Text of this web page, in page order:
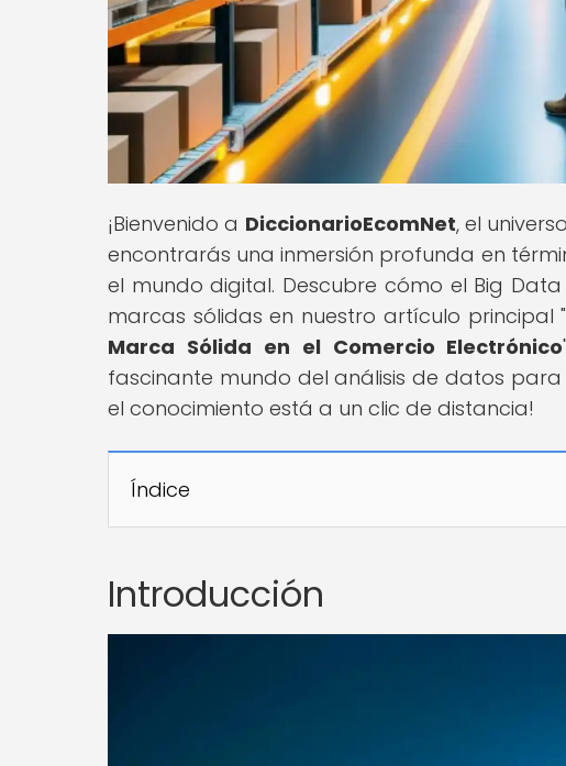
¡Bienvenido a DiccionarioEcomNet, el
encontrarás una inmersión profunda en
el mundo digital. Descubre cómo el Big
marcas sólidas en nuestro artículo principal "
Marca Sólida en el Comercio Electrónico
fascinante mundo del análisis de datos para
el conocimiento está a un clic de distancia!
Índice
Introducción